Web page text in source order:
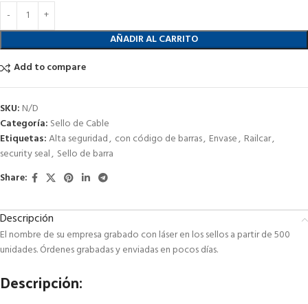
AÑADIR AL CARRITO
Add to compare
SKU: N/D
Categoría: Sello de Cable
Etiquetas:Alta seguridad, con código de barras, Envase, Railcar,
security seal, Sello de barra
Share:
Descripción
El nombre de su empresa grabado con láser en los sellos a partir de 500
unidades. Órdenes grabadas y enviadas en pocos días.
Descripción: